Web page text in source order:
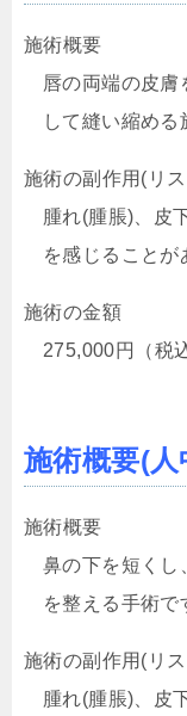
施術概要
唇の両端の皮膚
して縫い縮める
施術の副作用(リ
腫れ(腫脹)、皮
を感じることが
施術の金額
275,000円（税
施術概要(
施術概要
鼻の下を短くし
を整える手術で
施術の副作用(リ
腫れ(腫脹)、皮